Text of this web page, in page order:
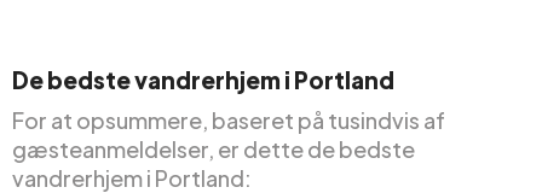
De bedste vandrerhjem i Portland
For at opsummere, baseret på tusindvis af
gæsteanmeldelser, er dette de bedste
vandrerhjem i Portland: